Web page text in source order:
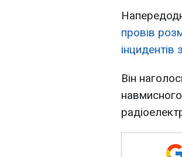
провів
Він